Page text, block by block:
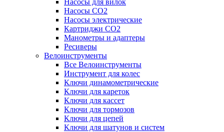
Насосы для вилок
Насосы CO2
Насосы электрические
Картриджи CO2
Манометры и адаптеры
Ресиверы
Велоинструменты
Все Велоинструменты
Инструмент для колес
Ключи динамометрические
Ключи для кареток
Ключи для кассет
Ключи для тормозов
Ключи для цепей
Ключи для шатунов и систем